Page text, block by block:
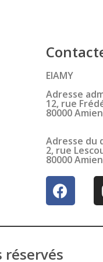
EIAMY
Adresse
12, rue
80000
Adresse du
2, rue
80000
réservés